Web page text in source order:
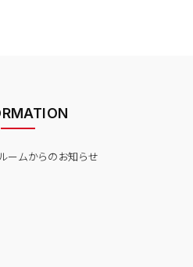
ームからのお知らせ